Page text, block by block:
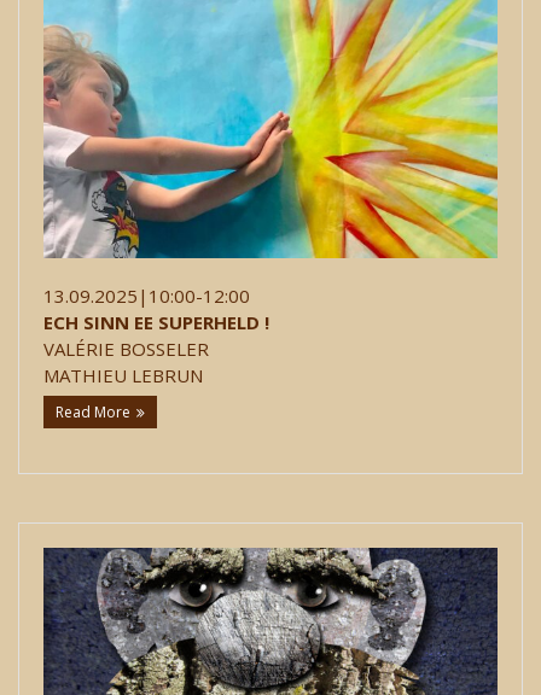
13.09.2025|10:00-12:00
ECH SINN EE SUPERHELD !
VALÉRIE BOSSELER
MATHIEU LEBRUN
Read More